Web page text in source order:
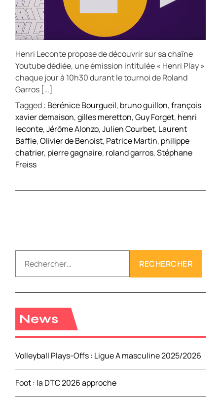
Henri Leconte propose de découvrir sur sa chaîne
Youtube dédiée, une émission intitulée « Henri Play »
chaque jour à 10h30 durant le tournoi de Roland
Garros […]
Tagged : Bérénice Bourgueil, bruno guillon,françois
xavier demaison,gilles meretton,Guy Forget, henri
leconte,Jérôme Alonzo,Julien Courbet, Laurent
Baffie,Olivier de Benoist, Patrice Martin, philippe
chatrier, pierre gagnaire, roland garros,Stéphane
Freiss
c
h
h
e
:
News
Volleyball Plays-Offs : Ligue A masculine 2025/2026
Foot : la DTC 2026 approche